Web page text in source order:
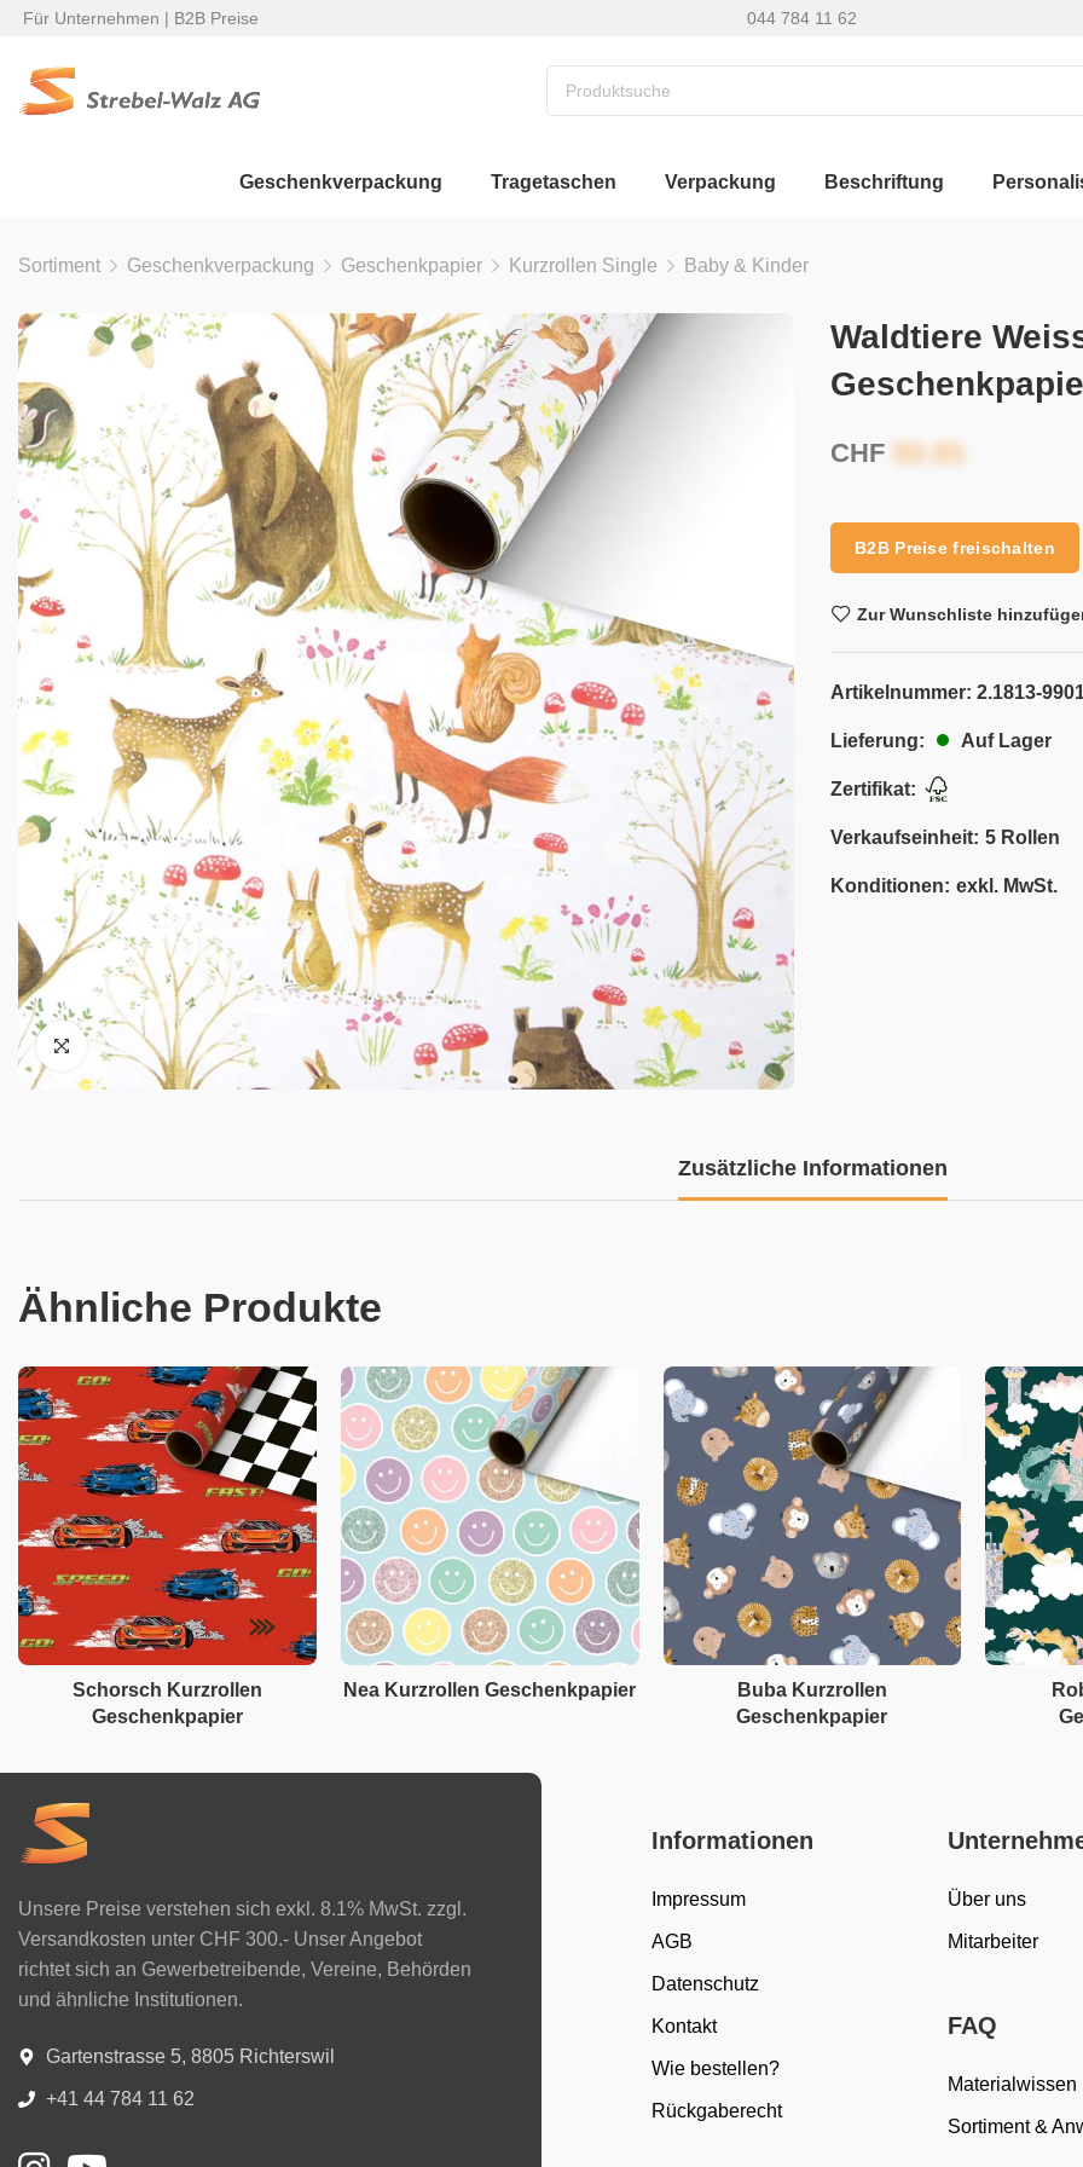
Für Unternehmen | B2B Preise 044 784 11 62
Geschenkverpackung Tragetaschen Verpackung Beschriftung
Sortiment Geschenkverpackung Geschenkpapier Kurzrollen Single Baby & Kinder
Waldtiere
CHF
B2B Preise freischalten
Zur Wunschliste
Artikelnummer: 2.1813-
Lieferung: Auf Lager
Zertifikat:
Verkaufseinheit: 5 Rollen
Konditionen: exkl. MwSt.
Zusätzliche Informationen
Ähnliche Produkte
Schorsch Kurzrollen
Geschenkpapier
Nea Kurzrollen Geschenkpapier
Buba Kurzrollen
Geschenkpapier
Unsere Preise verstehen sich exkl. 8.1% MwSt. zzgl.
Versandkosten unter CHF 300.- Unser Angebot
richtet sich an Gewerbetreibende, Vereine, Behörden
und ähnliche Institutionen.
Gartenstrasse 5, 8805 Richterswil
+41 44 784 11 62
Informationen
Impressum
AGB
Datenschutz
Kontakt
Wie bestellen?
Rückgaberecht
Über uns
Mitarbeiter
FAQ
Materialwissen
Sortiment &